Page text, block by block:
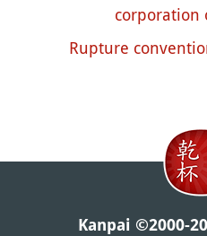
corporation
Rupture
Kanpai ©2000-